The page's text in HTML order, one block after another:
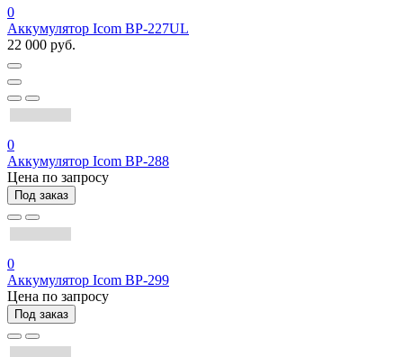
0
Аккумулятор Icom BP-227UL
22 000 руб.
0
Аккумулятор Icom BP-288
Цена по запросу
Под заказ
0
Аккумулятор Icom BP-299
Цена по запросу
Под заказ